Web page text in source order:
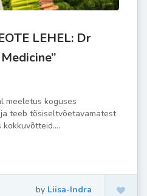
LEHEL: Dr
meeletus koguses
teeb tõsiseltvõetavamatest
by Liisa-Indra